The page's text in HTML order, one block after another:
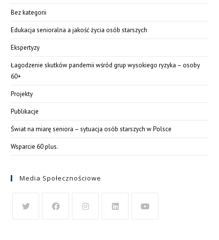
Bez kategorii
Edukacja senioralna a jakość życia osób starszych
Ekspertyzy
Łagodzenie skutków pandemii wśród grup wysokiego ryzyka – osoby
60+
Projekty
Publikacje
Świat na miarę seniora – sytuacja osób starszych w Polsce
Wsparcie 60 plus.
Media Społecznościowe